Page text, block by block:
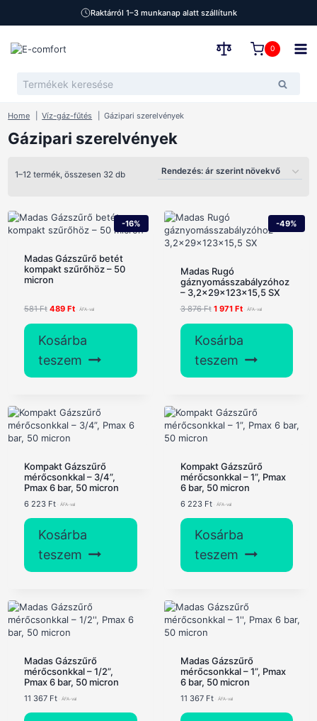
Raktárról 1–3 munkanap alatt szállítunk
content
0
Keresés
Home Víz-gáz-fűtés Gázipari szerelvények
Gázipari szerelvények
1–12 termék, összesen 32 dbSorted
price:
-16%
Madas Gázszűrő betét
kompakt szűrőhöz – 50
micron
581Ft Original
581 Ft.
489 FtCurrent
489 Ft.
Kosárba
teszem
-49%
Madas Rugó
gáznyomásszabályzóhoz
– 3,2x29x123x15,5 SX
3 876Ft Original
3
1 971 FtCurrent
1
Kosárba
teszem
Kompakt Gázszűrő
mérőcsonkkal – 3/4”,
Pmax 6 bar, 50 micron
6 223 Ft
Kosárba
teszem
Kompakt Gázszűrő
mérőcsonkkal – 1”, Pmax
6 bar, 50 micron
6 223 Ft
Kosárba
teszem
Madas Gázszűrő
mérőcsonkkal – 1/2”,
Pmax 6 bar, 50 micron
11 367 Ft
Madas Gázszűrő
mérőcsonkkal – 1”, Pmax
6 bar, 50 micron
11 367 Ft